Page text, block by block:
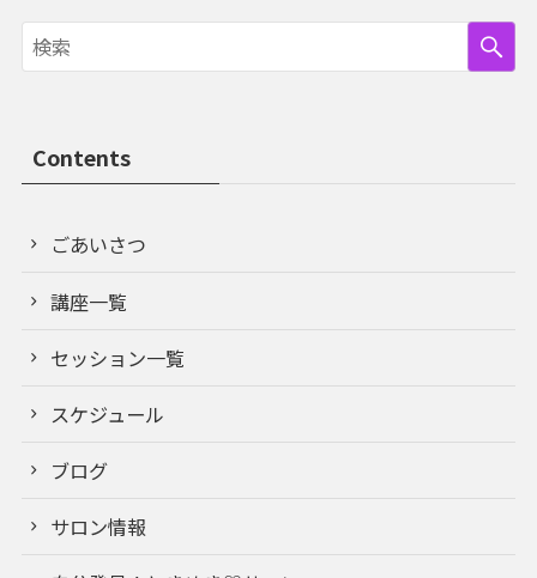
Contents
ごあいさつ
講座一覧
セッション一覧
スケジュール
ブログ
サロン情報